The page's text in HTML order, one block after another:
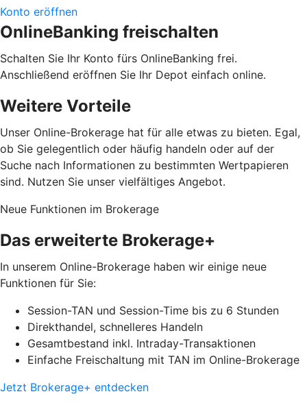
Konto eröffnen
OnlineBanking freischalten
Schalten Sie Ihr Konto fürs OnlineBanking frei.
Anschließend eröffnen Sie Ihr Depot einfach online.
Weitere Vorteile
Unser Online-Brokerage hat für alle etwas zu bieten. Egal,
ob Sie gelegentlich oder häufig handeln oder auf der
Suche nach Informationen zu bestimmten Wertpapieren
sind. Nutzen Sie unser vielfältiges Angebot.
Neue Funktionen im Brokerage
Das erweiterte Brokerage+
In unserem Online-Brokerage haben wir einige neue
Funktionen für Sie:
Session-TAN und Session-Time bis zu 6 Stunden
Direkthandel, schnelleres Handeln
Gesamtbestand inkl. Intraday-Transaktionen
Einfache Freischaltung mit TAN im Online-Brokerage
Jetzt Brokerage+ entdecken